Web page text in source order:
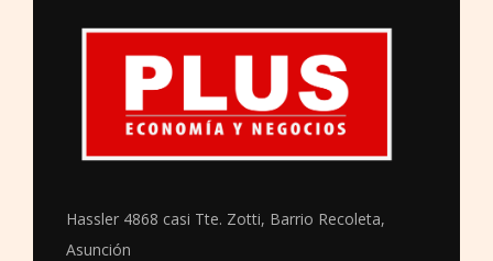
Hassler 4868 casi Tte. Zotti, Barrio Recoleta,
Asunción